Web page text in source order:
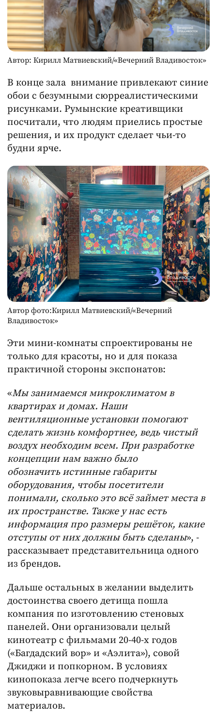
Автор: Кирилл Матвиевский/«Вечерний Владивосток»
В конце зала внимание привлекают синие
обои с безумными сюрреалистическими
рисунками. Румынские креативщики
посчитали, что людям приелись простые
решения, и их продукт сделает чьи-то
будни ярче.
Автор фото:Кирилл Матвиевский/«Вечерний
Владивосток»
Эти мини-комнаты спроектированы не
только для красоты, но и для показа
практичной стороны экспонатов:
«Мы занимаемся микроклиматом в
квартирах и домах. Наши
вентиляционные установки помогают
сделать жизнь комфортнее, ведь чистый
воздух необходим всем. При разработке
концепции нам важно было
обозначить истинные габариты
оборудования, чтобы посетители
понимали, сколько это всё займет места в
их пространстве. Также у нас есть
информация про размеры решёток, какие
отступы от них должны быть сделаны», -
рассказывает представительница одного
из брендов.
Дальше остальных в желании выделить
достоинства своего детища пошла
компания по изготовлению стеновых
панелей. Они организовали целый
кинотеатр с фильмами 20-40-х годов
(«Багдадский вор» и «Аэлита»), совой
Джиджи и попкорном. В условиях
кинопоказа легче всего подчеркнуть
звуковыравнивающие свойства
материалов.